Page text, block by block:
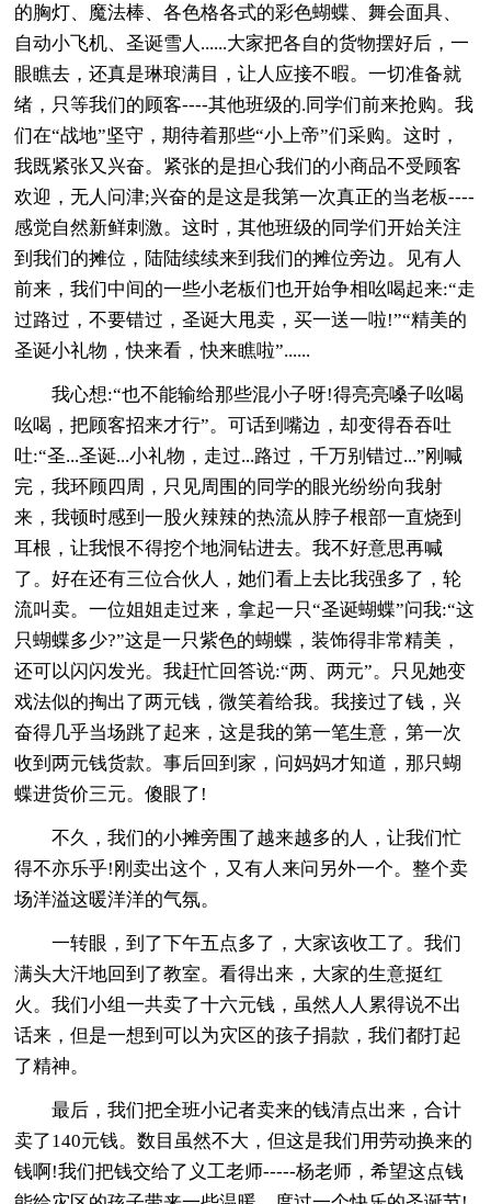
的胸灯、魔法棒、各色格各式的彩色蝴蝶、舞会面具、
自动小飞机、圣诞雪人......大家把各自的货物摆好后，一
眼瞧去，还真是琳琅满目，让人应接不暇。一切准备就
绪，只等我们的顾客----其他班级的.同学们前来抢购。我
们在“战地”坚守，期待着那些“小上帝”们采购。这时，
我既紧张又兴奋。紧张的是担心我们的小商品不受顾客
欢迎，无人问津;兴奋的是这是我第一次真正的当老板----
感觉自然新鲜刺激。这时，其他班级的同学们开始关注
到我们的摊位，陆陆续续来到我们的摊位旁边。见有人
前来，我们中间的一些小老板们也开始争相吆喝起来:“走
过路过，不要错过，圣诞大甩卖，买一送一啦!”“精美的
圣诞小礼物，快来看，快来瞧啦”......
我心想:“也不能输给那些混小子呀!得亮亮嗓子吆喝
吆喝，把顾客招来才行”。可话到嘴边，却变得吞吞吐
吐:“圣...圣诞...小礼物，走过...路过，千万别错过...”刚喊
完，我环顾四周，只见周围的同学的眼光纷纷向我射
来，我顿时感到一股火辣辣的热流从脖子根部一直烧到
耳根，让我恨不得挖个地洞钻进去。我不好意思再喊
了。好在还有三位合伙人，她们看上去比我强多了，轮
流叫卖。一位姐姐走过来，拿起一只“圣诞蝴蝶”问我:“这
只蝴蝶多少?”这是一只紫色的蝴蝶，装饰得非常精美，
还可以闪闪发光。我赶忙回答说:“两、两元”。只见她变
戏法似的掏出了两元钱，微笑着给我。我接过了钱，兴
奋得几乎当场跳了起来，这是我的第一笔生意，第一次
收到两元钱货款。事后回到家，问妈妈才知道，那只蝴
蝶进货价三元。傻眼了!
不久，我们的小摊旁围了越来越多的人，让我们忙
得不亦乐乎!刚卖出这个，又有人来问另外一个。整个卖
场洋溢这暖洋洋的气氛。
一转眼，到了下午五点多了，大家该收工了。我们
满头大汗地回到了教室。看得出来，大家的生意挺红
火。我们小组一共卖了十六元钱，虽然人人累得说不出
话来，但是一想到可以为灾区的孩子捐款，我们都打起
了精神。
最后，我们把全班小记者卖来的钱清点出来，合计
卖了140元钱。数目虽然不大，但这是我们用劳动换来的
钱啊!我们把钱交给了义工老师-----杨老师，希望这点钱